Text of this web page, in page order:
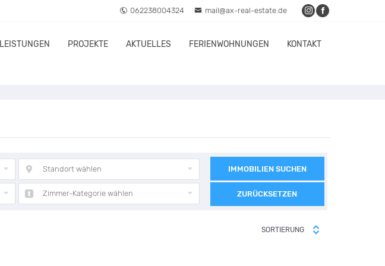
062238004324 mail@ax-real-estate.de
LEISTUNGEN PROJEKTE AKTUELLES FERIENWOHNUNGEN KONTAKT
Standort wählen
Zimmer-Kategorie wählen
IMMOBILIEN SUCHEN
ZURÜCKSETZEN
SORTIERUNG